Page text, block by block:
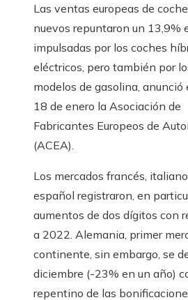
Las ventas europeas de
nuevos repuntaron un 13,9%
impulsadas por los coches
eléctricos, pero también por
modelos de gasolina, anunció
18 de enero la Asociación de
Fabricantes Europeos de
(ACEA).
Los mercados francés,
español registraron, en
aumentos de dos dígitos con
a 2022. Alemania, primer
continente, sin embargo, se
diciembre (-23% en un año)
repentino de las